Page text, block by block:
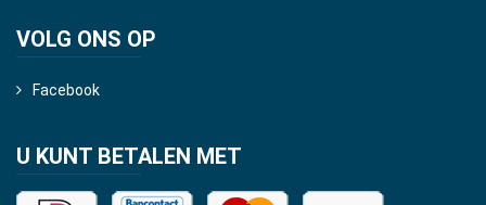
VOLG ONS OP
Facebook
U KUNT BETALEN MET